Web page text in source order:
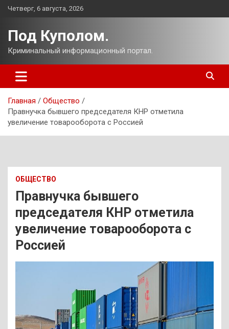
Перейти
Четверг, 6 августа, 2026
Под Куполом.
Криминальный информационный портал.
Главная
Общество
Правнучка бывшего председателя КНР отметила
увеличение товарооборота с Россией
ОБЩЕСТВО
Правнучка бывшего
председателя КНР отметила
увеличение товарооборота с
Россией